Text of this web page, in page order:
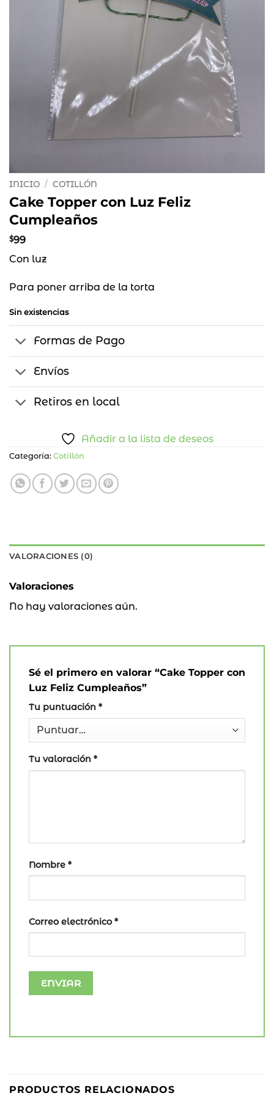
INICIO / COTILLÓN
Cake Topper con Luz Feliz
Cumpleaños
$99
Con luz
Para poner arriba de la torta
Sin existencias
Formas de Pago
Envíos
Retiros en local
Añadir a la lista de deseos
Categoría: Cotillón
VALORACIONES (0)
Valoraciones
No hay valoraciones aún.
Sé el primero en valorar “Cake Topper con
Luz Feliz Cumpleaños”
Tu puntuación *
Tu valoración *
Nombre *
Correo electrónico *
PRODUCTOS RELACIONADOS